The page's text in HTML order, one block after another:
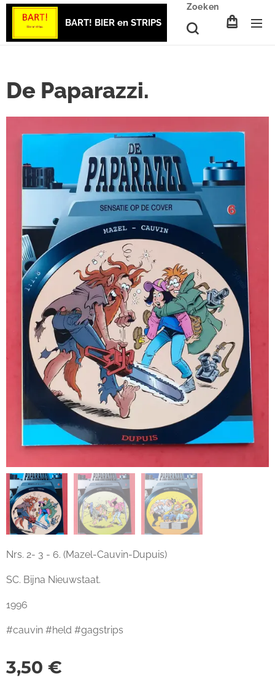
BART! BIER en STRIPS
Zoeken
De Paparazzi.
Nrs. 2- 3 - 6. (Mazel-Cauvin-Dupuis)
SC. Bijna Nieuwstaat.
1996
#cauvin #held #gagstrips
3,50 €